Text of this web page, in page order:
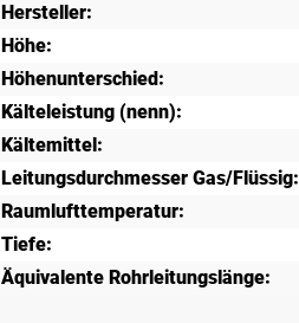
Hersteller:
Höhe:
Höhenunterschied:
Kälteleistung (nenn):
Kältemittel:
Leitungsdurchmesser Gas/Flüssig:
Raumlufttemperatur:
Tiefe:
Äquivalente Rohrleitungslänge: